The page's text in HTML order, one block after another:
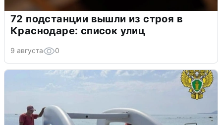
72 подстанции вышли из строя в
Краснодаре: список улиц
9 августа 0